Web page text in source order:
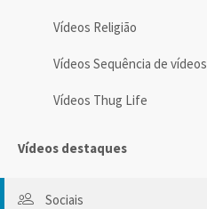
Vídeos Religião
Vídeos Sequência de vídeos
Vídeos Thug Life
Vídeos destaques
Sociais